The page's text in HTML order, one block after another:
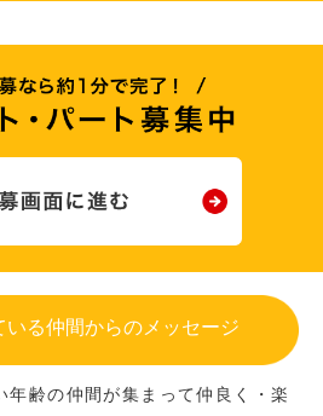
いる仲間からのメッセージ
年齢の仲間が集まって仲良く・楽